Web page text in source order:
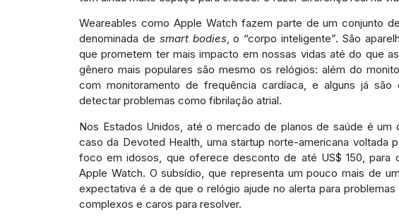
Weareables como Apple Watch fazem parte de um conjunto
denominada de smart bodies, o “corpo inteligente”. São
que prometem ter mais impacto em nossas vidas até do que
gênero mais populares são mesmo os relógios: além do
com monitoramento de frequência cardíaca, e alguns já
detectar problemas como fibrilação atrial.
Nos Estados Unidos, até o mercado de planos de saúde é um
caso da Devoted Health, uma startup norte-americana voltada
foco em idosos, que oferece desconto de até US$ 150, para
Apple Watch. O subsídio, que representa um pouco mais de
expectativa é a de que o relógio ajude no alerta para
complexos e caros para resolver.